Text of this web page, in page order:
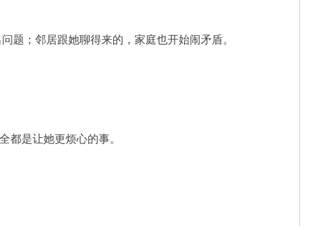
题；邻居跟她聊得来的，家庭也开始闹矛盾。
是让她更烦心的事。